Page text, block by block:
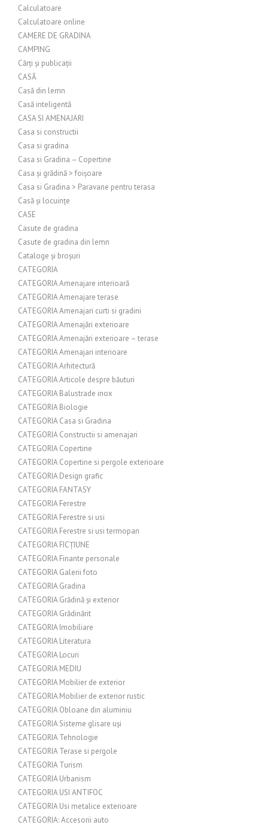
Calculatoare
Calculatoare online
CAMERE DE GRADINA
CAMPING
Cărți și publicații
CASĂ
Casă din lemn
Casă inteligentă
CASA SI AMENAJARI
Casa si constructii
Casa si gradina
Casa si Gradina – Copertine
Casa și grădină > foișoare
Casa si Gradina > Paravane pentru terasa
Casă și locuințe
CASE
Casute de gradina
Casute de gradina din lemn
Cataloge și broșuri
CATEGORIA
CATEGORIA Amenajare interioară
CATEGORIA Amenajare terase
CATEGORIA Amenajari curti si gradini
CATEGORIA Amenajări exterioare
CATEGORIA Amenajări exterioare – terase
CATEGORIA Amenajari interioare
CATEGORIA Arhitectură
CATEGORIA Articole despre băuturi
CATEGORIA Balustrade inox
CATEGORIA Biologie
CATEGORIA Casa si Gradina
CATEGORIA Constructii si amenajari
CATEGORIA Copertine
CATEGORIA Copertine si pergole exterioare
CATEGORIA Design grafic
CATEGORIA FANTASY
CATEGORIA Ferestre
CATEGORIA Ferestre si usi
CATEGORIA Ferestre si usi termopan
CATEGORIA FICȚIUNE
CATEGORIA Finante personale
CATEGORIA Galerii foto
CATEGORIA Gradina
CATEGORIA Grădină și exterior
CATEGORIA Grădinărit
CATEGORIA Imobiliare
CATEGORIA Literatura
CATEGORIA Locuri
CATEGORIA MEDIU
CATEGORIA Mobilier de exterior
CATEGORIA Mobilier de exterior rustic
CATEGORIA Obloane din aluminiu
CATEGORIA Sisteme glisare uși
CATEGORIA Tehnologie
CATEGORIA Terase si pergole
CATEGORIA Turism
CATEGORIA Urbanism
CATEGORIA USI ANTIFOC
CATEGORIA Usi metalice exterioare
CATEGORIA: Accesorii auto